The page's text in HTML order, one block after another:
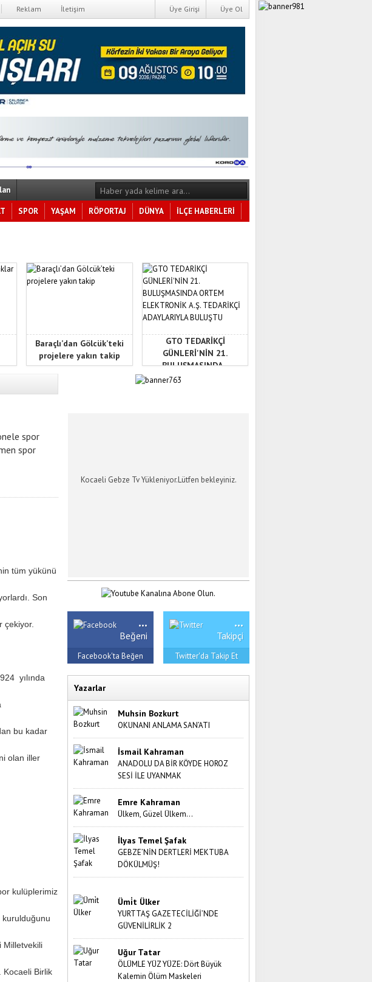
Reklam İletişim Üye Ol
Üye Girişi
SPOR YAŞAM RÖPORTAJ DÜNYA
İLÇE HABERLERİ
Baraçlı’dan Gölcük’teki
projelere yakın takip
GTO TEDARİKÇİ
GÜNLERİ'NİN 21.
BULUŞMASINDA...
spor
spor
tüm yükünü
Son
çekiyor.
yılında
bu kadar
olan iller
kulüplerimiz
kurulduğunu
Milletvekili
Kocaeli Birlik
Kocaeli Gebze Tv Yükleniyor.Lütfen bekleyiniz.
...
Beğeni
Facebook'ta Beğen
...
Takipçi
Twitter'da Takip Et
Yazarlar
Muhsin Bozkurt
OKUNANI ANLAMA SAN’ATI
İsmail Kahraman
ANADOLU DA BİR KÖYDE HOROZ
SESİ İLE UYANMAK
Emre Kahraman
Ülkem, Güzel Ülkem…
İlyas Temel Şafak
GEBZE’NİN DERTLERİ MEKTUBA
DÖKÜLMÜŞ!
Ümi̇t Ülker
YURTTAŞ GAZETECİLİĞİ’NDE
GÜVENİLİRLİK 2
Uğur Tatar
ÖLÜMLE YÜZ YÜZE: Dört Büyük
Kalemin Ölüm Maskeleri